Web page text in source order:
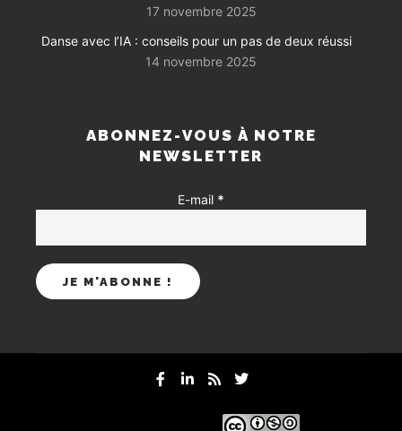
17 novembre 2025
Danse avec l’IA : conseils pour un pas de deux réussi
14 novembre 2025
ABONNEZ-VOUS À NOTRE
NEWSLETTER
E-mail *